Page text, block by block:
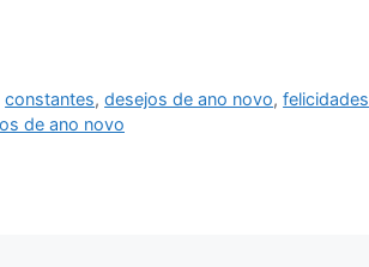
constantes,desejos de ano novo,felicidades
de ano novo